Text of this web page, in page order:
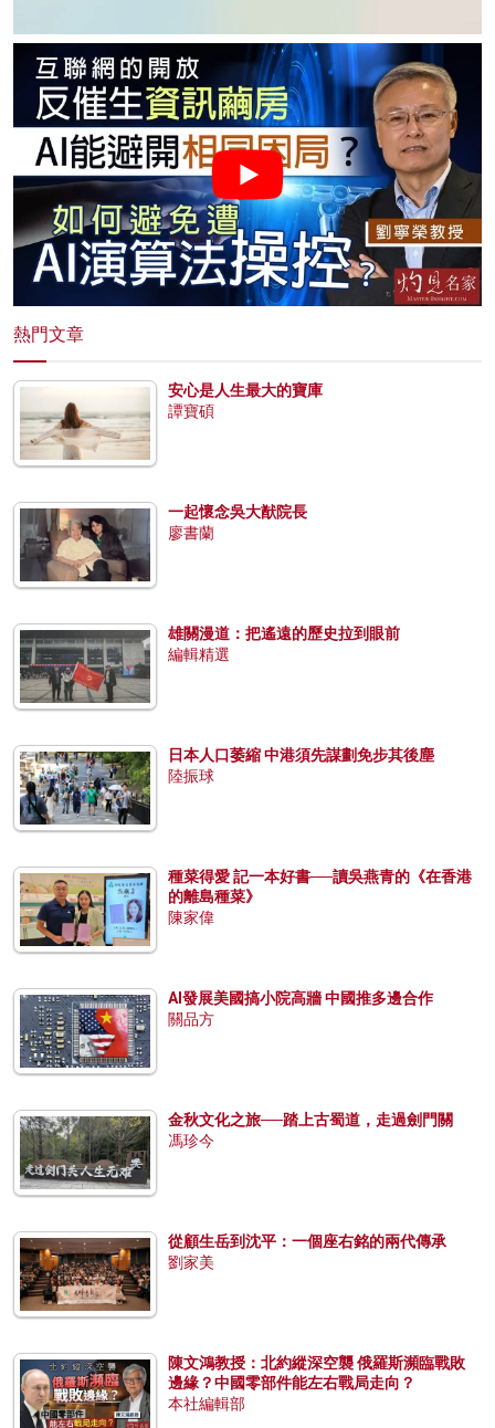
熱門文章
安心是人生最大的寶庫
譚寶碩
一起懷念吳大猷院長
廖書蘭
雄關漫道：把遙遠的歷史拉到眼前
編輯精選
日本人口萎縮 中港須先謀劃免步其後塵
陸振球
種菜得愛 記一本好書──讀吳燕青的《在香港
的離島種菜》
陳家偉
AI發展美國搞小院高牆 中國推多邊合作
關品方
金秋文化之旅──踏上古蜀道，走過劍門關
馮珍今
從顧生岳到沈平：一個座右銘的兩代傳承
劉家美
陳文鴻教授：北約縱深空襲 俄羅斯瀕臨戰敗
邊緣？中國零部件能左右戰局走向？
本社編輯部